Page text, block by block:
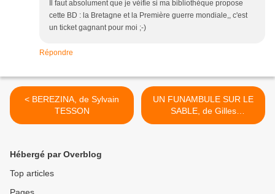
Il faut absolument que je véifie si ma bibliothèque propose
cette BD : la Bretagne et la Première guerre mondiale,, c'est
un ticket gagnant pour moi ;-)
Répondre
< BEREZINA, de Sylvain
TESSON
UN FUNAMBULE SUR LE
SABLE, de Gilles
MARCHAND >
Hébergé par Overblog
Top articles